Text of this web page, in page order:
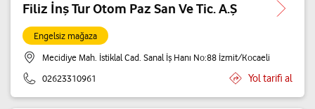
Filiz İnş Tur Otom Paz San Ve Tic. A.Ş
Engelsiz mağaza
Mecidiye Mah. İstiklal Cad. Sanal İş Hanı No:88 İzmit/Kocaeli
02623310961
Yol tarifi al